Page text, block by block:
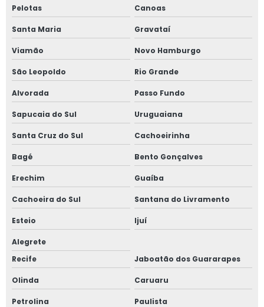
Serviço de projetos nr 12
Serviço de reconstituição de prontuário nr 13
Serviço de regulamentação nr 12
Serviço de teste de estanqueidade
Serviço de treinamentos de nr 12
Serviço de treinamentos de nr 13
Sistema de detecção de amônia
Sistema de ventilação para amônia
Teste de estanqueidade em vasos de pressão
Teste de estanqueidade em vasos de pressão valor
Teste hidrostático em vasos de pressão
Pelotas Canoas
Santa Maria Gravataí
Viamão Novo Hamburgo
São Leopoldo Rio Grande
Alvorada Passo Fundo
Sapucaia do Sul Uruguaiana
Santa Cruz do Sul Cachoeirinha
Bagé Bento Gonçalves
Erechim Guaíba
Cachoeira do Sul Santana do Livramento
Esteio Ijuí
Alegrete
Recife
Jaboatão dos Guararapes
Olinda Caruaru
Petrolina Paulista